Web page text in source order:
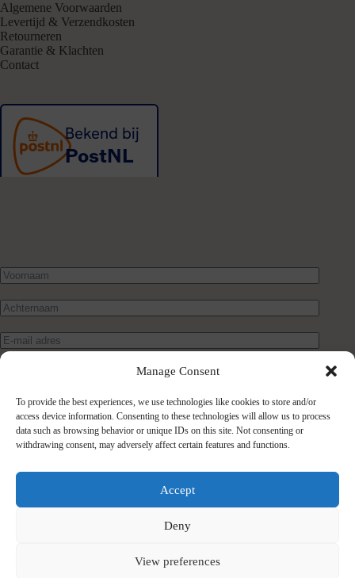
Manage Consent
To provide the best experiences, we use technologies like cookies to store and/or
access device information. Consenting to these technologies will allow us to process
data such as browsing behavior or unique IDs on this site. Not consenting or
withdrawing consent, may adversely affect certain features and functions.
Accept
Deny
View preferences
Algemene Voorwaarden
Levertijd & Verzendkosten
Retourneren
Garantie & Klachten
Contact